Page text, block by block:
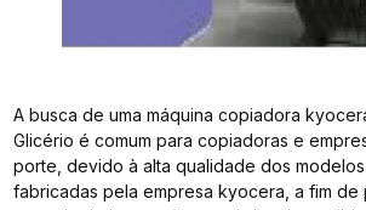
A busca de uma máquina copiadora
Glicério é comum para copiadoras e
porte, devido à alta qualidade dos
fabricadas pela empresa kyocera, a fim